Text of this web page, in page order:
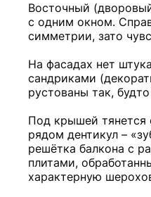
Восточный
с одним окном.
симметрии, зато
На фасадах нет
сандриками
рустованы так,
Под крышей тянется
рядом дентикул –
решётка балкона с
плитами,
характерную